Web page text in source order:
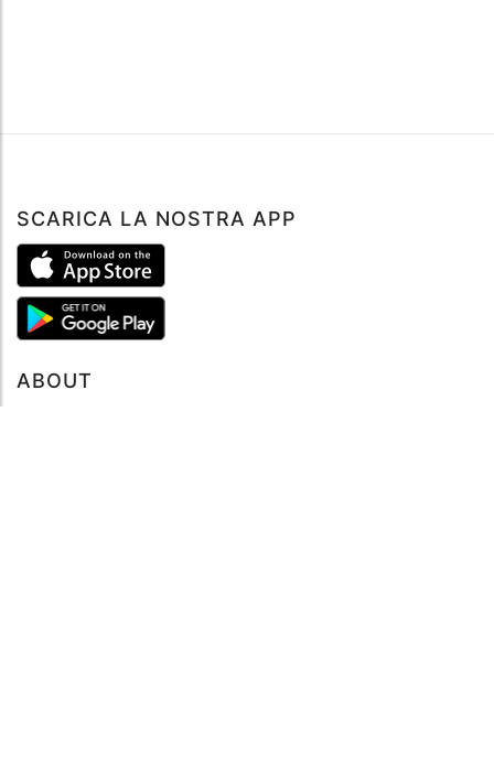
SCARICA LA NOSTRA APP
ABOUT